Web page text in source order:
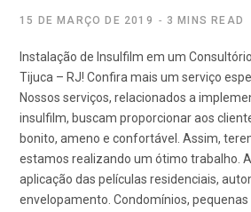
15 DE MARÇO DE 2019 3 MINS READ
Instalação de Insulfilm em um
Tijuca – RJ! Confira mais um serviço
Nossos serviços, relacionados a
insulfilm, buscam proporcionar aos
bonito, ameno e confortável. Assim,
estamos realizando um ótimo trabalho.
aplicação das películas residenciais,
envelopamento. Condomínios,